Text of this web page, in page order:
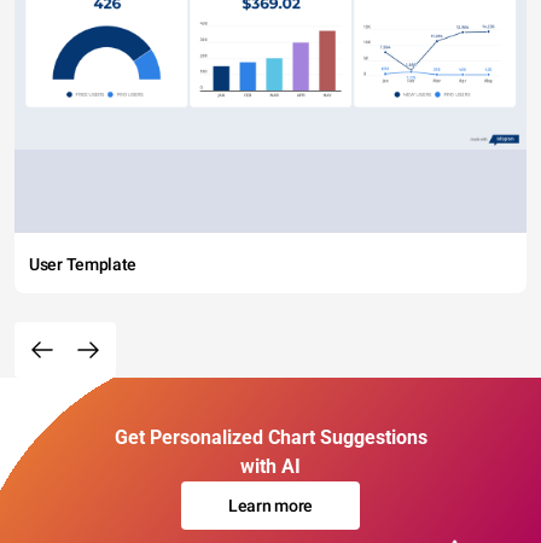
User Template
Get Personalized Chart Suggestions
with AI
Learn more